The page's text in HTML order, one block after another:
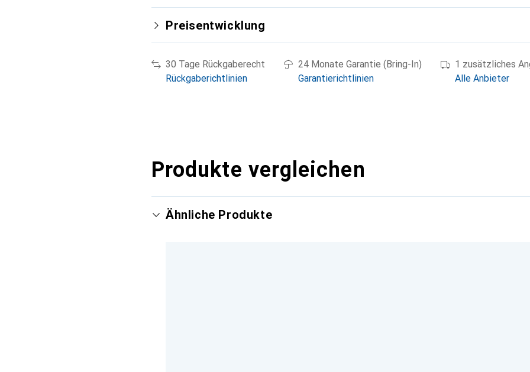
Preisentwicklung
30 Tage Rückgaberecht
Rückgaberichtlinien
24 Monate Garantie (Bring-In)
Garantierichtlinien
1 zusätzliches
Alle Anbieter
Produkte vergleichen
Ähnliche Produkte